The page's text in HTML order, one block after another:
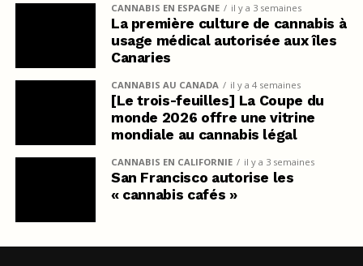
CANNABIS EN ESPAGNE il y a 3 semaines
La première culture de cannabis à
usage médical autorisée aux îles
Canaries
CANNABIS AU CANADA il y a 4 semaines
[Le trois-feuilles] La Coupe du
monde 2026 offre une vitrine
mondiale au cannabis légal
CANNABIS EN CALIFORNIE il y a 3 semaines
San Francisco autorise les
« cannabis cafés »